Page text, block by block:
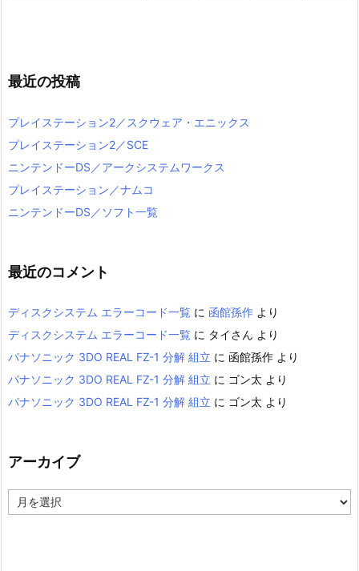
最近の投稿
プレイステーション2／スクウェア・エニックス
プレイステーション2／SCE
ニンテンドーDS／アークシステムワークス
プレイステーション／ナムコ
ニンテンドーDS／ソフト一覧
最近のコメント
ディスクシステム エラーコード一覧 に 函館孫作 より
ディスクシステム エラーコード一覧 に タイさん より
パナソニック 3DO REAL FZ-1 分解 組立 に 函館孫作 より
パナソニック 3DO REAL FZ-1 分解 組立 に ゴン太 より
パナソニック 3DO REAL FZ-1 分解 組立 に ゴン太 より
アーカイブ
ー